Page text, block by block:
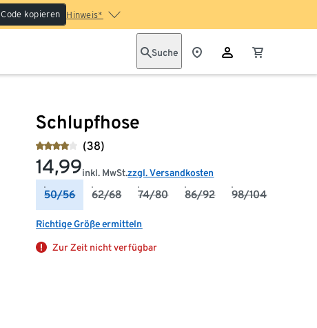
Code kopieren Hinweis*
Suche
Schlupfhose
(38)
14,99inkl. MwSt.zzgl. Versandkosten
50/56 62/68 74/80 86/92 98/104
Richtige Größe ermitteln
Zur Zeit nicht verfügbar